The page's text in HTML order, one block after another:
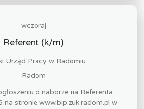
wczoraj
Referent (k/m)
Urząd Pracy w Radomiu
Radom
o naborze na Referenta
stronie www.bip.zuk.radom.pl w